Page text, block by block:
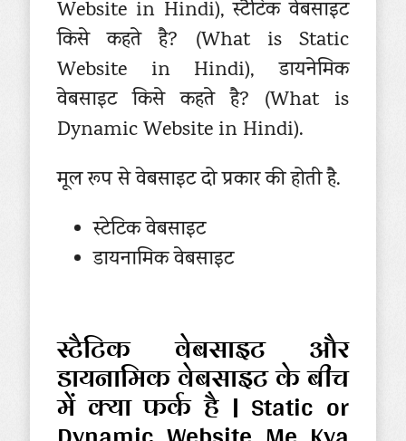
Website in Hindi), स्टैटिक वेबसाइट
किसे कहते है? (What is Static
Website in Hindi), डायनेमिक
वेबसाइट किसे कहते है? (What is
Dynamic Website in Hindi).
मूल रूप से वेबसाइट दो प्रकार की होती है.
स्टेटिक वेबसाइट
डायनामिक वेबसाइट
स्टैटिक वेबसाइट और
डायनामिक वेबसाइट के बीच
में क्या फर्क है | Static or